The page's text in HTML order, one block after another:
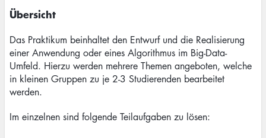
Übersicht
Das Praktikum beinhaltet den Entwurf und die Realisierung
einer Anwendung oder eines Algorithmus im Big-Data-
Umfeld. Hierzu werden mehrere Themen angeboten, welche
in kleinen Gruppen zu je 2-3 Studierenden bearbeitet
werden.
Im einzelnen sind folgende Teilaufgaben zu lösen: